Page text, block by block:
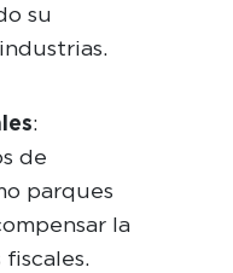
su
:
de
parques
la